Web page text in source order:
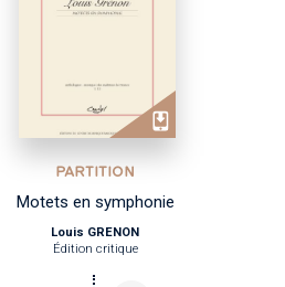
PARTITION
Motets en symphonie
Louis GRENON
Édition critique